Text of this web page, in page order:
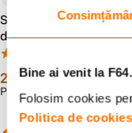
Bine ai venit la
Folosim cookies
Politica de
SanDisk Extreme PRO
de Memorie SD 128GB
SDXC UHS-I Class 10
+ 2 Ani RescuePRO
27900 lei
PRP: 339